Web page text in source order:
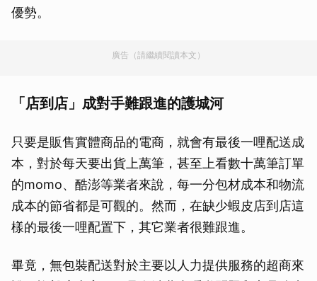
優勢。
廣告（請繼續閱讀本文）
「店到店」成對手難跟進的護城河
只要是販售實體商品的電商，就會有最後一哩配送成
本，對於每天要出貨上萬筆，甚至上看數十萬筆訂單
的momo、酷澎等業者來說，每一分包材成本和物流
成本的節省都是可觀的。然而，在缺少蝦皮店到店這
樣的最後一哩配置下，其它業者很難跟進。
畢竟，無包裝配送對於主要以人力提供服務的超商來